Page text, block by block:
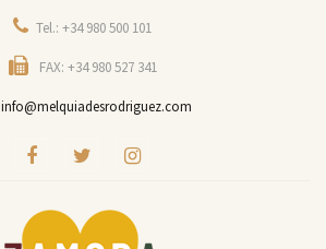
Tel.: +34 980 500 101
FAX: +34 980 527 341
info@melquiadesrodriguez.com